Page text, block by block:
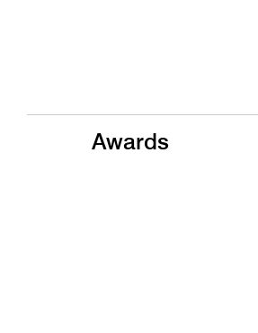
Awards